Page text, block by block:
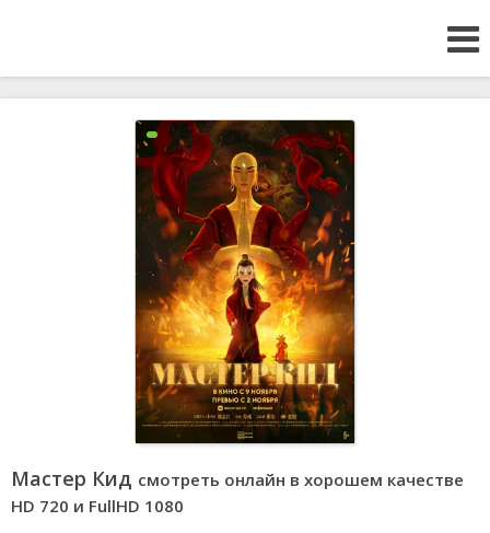
Мастер Кид смотреть онлайн в хорошем качестве
HD 720 и FullHD 1080